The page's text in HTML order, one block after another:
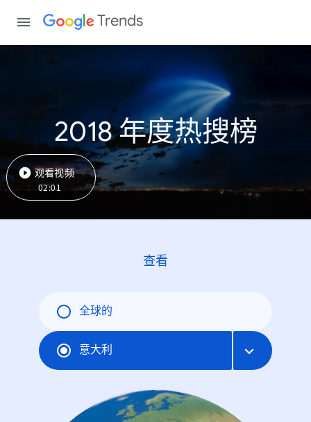
Trends
2018 年度热搜榜
观看视频
02:01
查看
全球的
意大利